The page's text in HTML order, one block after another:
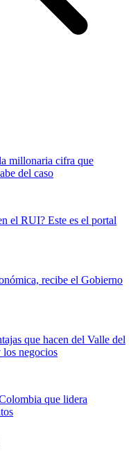
millonaria cifra que
del caso
el RUI? Este es el portal
recibe el Gobierno
que hacen del Valle del
los negocios
que lidera